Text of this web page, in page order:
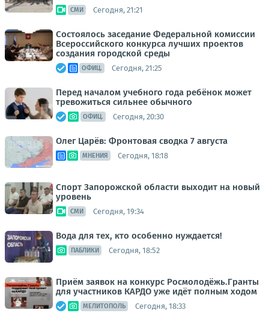
СМИ Сегодня, 21:21
Состоялось заседание Федеральной комиссии
Всероссийского конкурса лучших проектов
создания городской среды
ОФИЦ. Сегодня, 21:25
Перед началом учебного года ребёнок может
тревожиться сильнее обычного
ОФИЦ. Сегодня, 20:30
Олег Царёв: Фронтовая сводка 7 августа
МНЕНИЯ Сегодня, 18:18
Спорт Запорожской области выходит на новый
уровень
СМИ Сегодня, 19:34
Вода для тех, кто особенно нуждается!
ПАБЛИКИ Сегодня, 18:52
Приём заявок на конкурс Росмолодёжь.Гранты
для участников КАРДО уже идёт полным ходом
МЕЛИТОПОЛЬ Сегодня, 18:33